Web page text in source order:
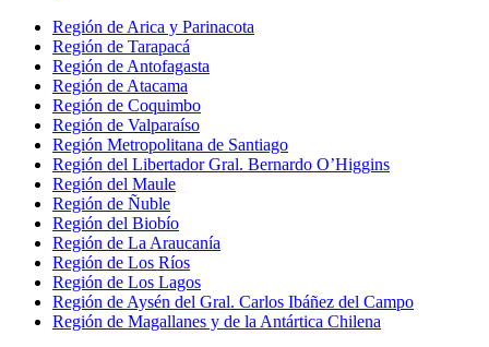
Región de Arica y Parinacota
Región de Tarapacá
Región de Antofagasta
Región de Atacama
Región de Coquimbo
Región de Valparaíso
Región Metropolitana de Santiago
Región del Libertador Gral. Bernardo O’Higgins
Región del Maule
Región de Ñuble
Región del Biobío
Región de La Araucanía
Región de Los Ríos
Región de Los Lagos
Región de Aysén del Gral. Carlos Ibáñez del Campo
Región de Magallanes y de la Antártica Chilena